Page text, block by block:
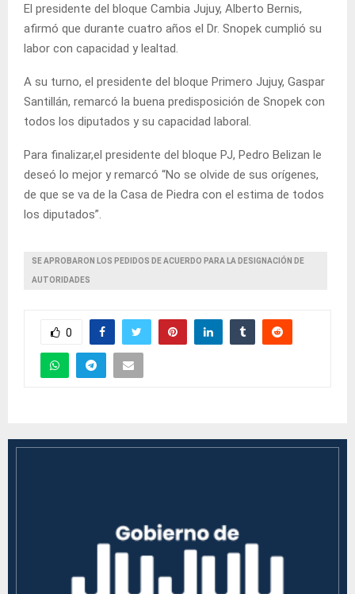
El presidente del bloque Cambia Jujuy, Alberto Bernis,
afirmó que durante cuatro años el Dr. Snopek cumplió su
labor con capacidad y lealtad.
A su turno, el presidente del bloque Primero Jujuy, Gaspar
Santillán, remarcó la buena predisposición de Snopek con
todos los diputados y su capacidad laboral.
Para finalizar,el presidente del bloque PJ, Pedro Belizan le
deseó lo mejor y remarcó “No se olvide de sus orígenes,
de que se va de la Casa de Piedra con el estima de todos
los diputados”.
SE APROBARON LOS PEDIDOS DE ACUERDO PARA LA DESIGNACIÓN DE
AUTORIDADES
0